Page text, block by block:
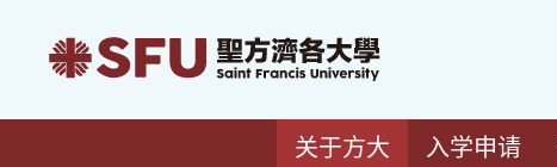
关于方大 入学申请